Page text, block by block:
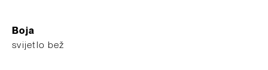
Boja
svijetlo bež